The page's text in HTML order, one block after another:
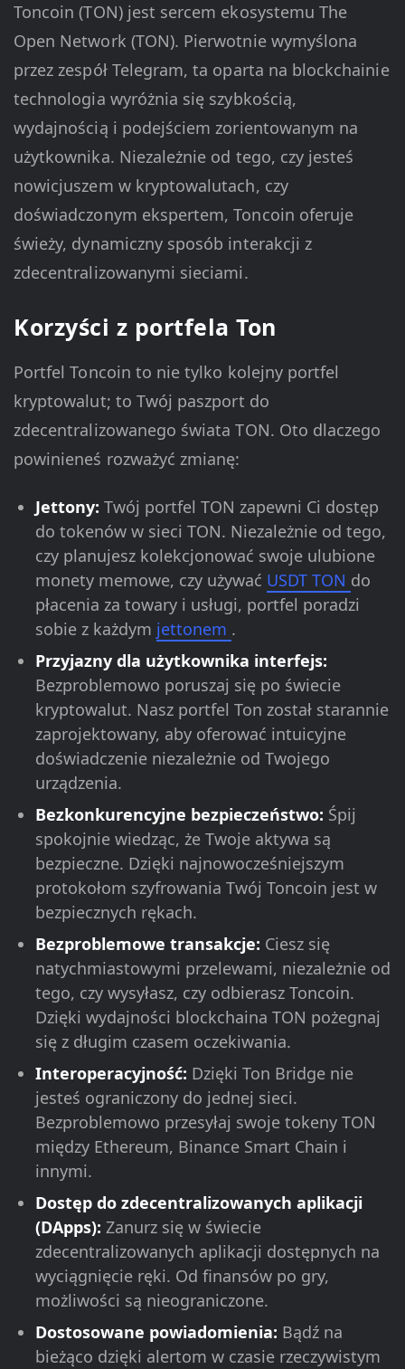
Toncoin (TON) jest sercem ekosystemu The
Open Network (TON). Pierwotnie wymyślona
przez zespół Telegram, ta oparta na blockchainie
technologia wyróżnia się szybkością,
wydajnością i podejściem zorientowanym na
użytkownika. Niezależnie od tego, czy jesteś
nowicjuszem w kryptowalutach, czy
doświadczonym ekspertem, Toncoin oferuje
świeży, dynamiczny sposób interakcji z
zdecentralizowanymi sieciami.
Korzyści z portfela Ton
Portfel Toncoin to nie tylko kolejny portfel
kryptowalut; to Twój paszport do
zdecentralizowanego świata TON. Oto dlaczego
powinieneś rozważyć zmianę:
Jettony: Twój portfel TON zapewni Ci dostęp
do tokenów w sieci TON. Niezależnie od tego,
czy planujesz kolekcjonować swoje ulubione
monety memowe, czy używać USDT TON do
płacenia za towary i usługi, portfel poradzi
sobie z każdym jettonem .
Przyjazny dla użytkownika interfejs:
Bezproblemowo poruszaj się po świecie
kryptowalut. Nasz portfel Ton został starannie
zaprojektowany, aby oferować intuicyjne
doświadczenie niezależnie od Twojego
urządzenia.
Bezkonkurencyjne bezpieczeństwo: Śpij
spokojnie wiedząc, że Twoje aktywa są
bezpieczne. Dzięki najnowocześniejszym
protokołom szyfrowania Twój Toncoin jest w
bezpiecznych rękach.
Bezproblemowe transakcje: Ciesz się
natychmiastowymi przelewami, niezależnie od
tego, czy wysyłasz, czy odbierasz Toncoin.
Dzięki wydajności blockchaina TON pożegnaj
się z długim czasem oczekiwania.
Interoperacyjność: Dzięki Ton Bridge nie
jesteś ograniczony do jednej sieci.
Bezproblemowo przesyłaj swoje tokeny TON
między Ethereum, Binance Smart Chain i
innymi.
Dostęp do zdecentralizowanych aplikacji
(DApps): Zanurz się w świecie
zdecentralizowanych aplikacji dostępnych na
wyciągnięcie ręki. Od finansów po gry,
możliwości są nieograniczone.
Dostosowane powiadomienia: Bądź na
bieżąco dzięki alertom w czasie rzeczywistym